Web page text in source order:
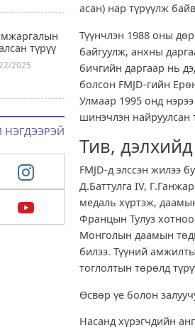
түрүү
2025
НЭГДЭЭРЭЙ
асан) нар түрүүлж
Түүнчлэн 1988 оны
байгуулж, анхны
бичгийн даргаар нь
болсон FMJD-гийн
Улмаар 1995 онд нэрээ
шинэчлэн найруулсан
Тив,
FMJD-д элссэн
Д.Баттулга IV,
медаль хүртэж,
Францын Тулуз
Монголын даамын
билээ. Түүний
тоглолтын төрөлд
Өсвөр үе болон
Насанд хүрэгчдийн